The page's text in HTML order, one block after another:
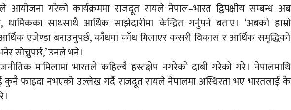
आयोजना गरेको कार्यक्रममा राजदूत रायले नेपाल–भारत द्विपक्षीय सम्बन्ध अब
साथसाथै आर्थिक साझेदारीमा केन्द्रित गर्नुपर्ने बताए। ‘अबको हाम्रो
एजेण्डा बनाउनुपर्छ, काँधमा काँध मिलाएर कसरी विकास र आर्थिक समृद्धिको
सोच्नुपर्छ,’ उनले भने।
मामिलामा भारतले कहिल्यै हस्तक्षेप नगरेको दाबी गरेको गरे। नेपालमाथि
कुनै फाइदा नभएको उल्लेख गर्दै राजदूत रायले नेपालमा अस्थिरता भए भारतलाई के